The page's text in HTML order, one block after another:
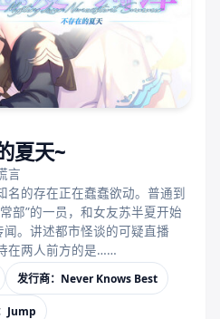
夏天~
言
名的存在正在蠢蠢欲动。普通到
部”的一员，和女友苏半夏开始
闻。讲述都市怪谈的可疑直播
在两人前方的是……
发行商：Never Knows Best
Jump